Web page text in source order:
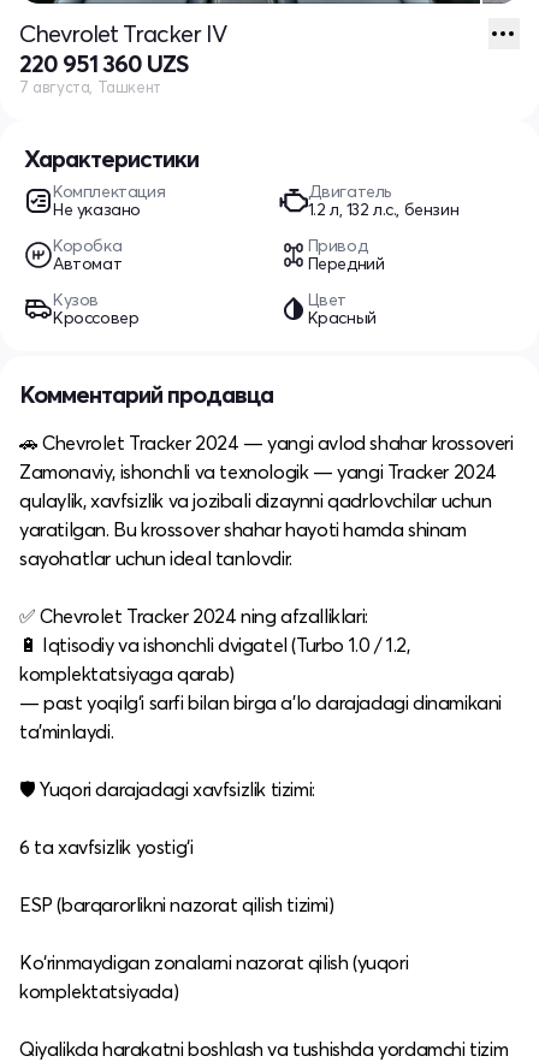
Характеристики
Комплектация
Не указано
Двигатель
1.2 л, 132 л.с., бензин
Коробка
Автомат
Привод
Передний
Кузов
Кроссовер
Цвет
Красный
Chevrolet Tracker IV
220 951 360 UZS
7 августа, Ташкент
Комментарий продавца
🚗 Chevrolet Tracker 2024 — yangi avlod shahar krossoveri
Zamonaviy, ishonchli va texnologik — yangi Tracker 2024
qulaylik, xavfsizlik va jozibali dizaynni qadrlovchilar uchun
yaratilgan. Bu krossover shahar hayoti hamda shinam
sayohatlar uchun ideal tanlovdir.
✅ Chevrolet Tracker 2024 ning afzalliklari:
🔋 Iqtisodiy va ishonchli dvigatel (Turbo 1.0 / 1.2,
komplektatsiyaga qarab)
— past yoqilg‘i sarfi bilan birga a’lo darajadagi dinamikani
ta’minlaydi.
🛡 Yuqori darajadagi xavfsizlik tizimi:
6 ta xavfsizlik yostig‘i
ESP (barqarorlikni nazorat qilish tizimi)
Ko‘rinmaydigan zonalarni nazorat qilish (yuqori
komplektatsiyada)
Qiyalikda harakatni boshlash va tushishda yordamchi tizim